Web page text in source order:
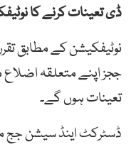
ڈی تعینات کرنے کا
تعینات ہوں گے۔
ڈسٹرکٹ اینڈ سیشن جج